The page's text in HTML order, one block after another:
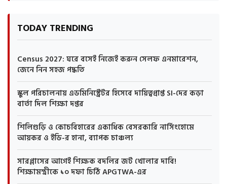
TODAY TRENDING
Census 2027: ঘরে বসেই নিজেই করুন সেলফ এনমারেশন,
জেনে নিন সহজ পদ্ধতি
স্কুল পরিচালনায় এডমিনিস্ট্রেটর হিসেবে দায়িত্বপ্রাপ্ত SI-দের কড়া
বার্তা দিল শিক্ষা দপ্তর
শিলিগুড়ি ও কোচবিহারের একাধিক বেসরকারি নার্সিংহোমে
আয়কর ও ইডি-র হানা, ব্যাপক চাঞ্চল্য
সারপ্লাসের আগেই শিক্ষক বদলির জট খোলার দাবি!
শিক্ষামন্ত্রীকে ১০ দফা চিঠি APGTWA-এর